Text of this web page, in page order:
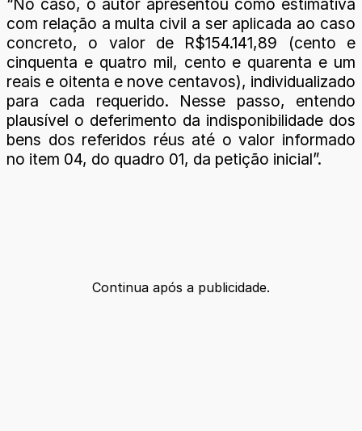
com relação a multa civil a ser aplicada ao caso
concreto, o valor de R$154.141,89 (cento e
cinquenta e quatro mil, cento e quarenta e um
reais e oitenta e nove centavos), individualizado
para cada requerido. Nesse passo, entendo
plausível o deferimento da indisponibilidade dos
bens dos referidos réus até o valor informado
no item 04, do quadro 01, da petição inicial”.
Continua após a publicidade.